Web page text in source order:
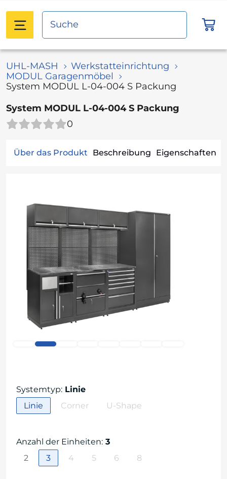
UHL-MASH
Werkstatteinrichtung
MODUL Garagenmöbel
System MODUL L-04-004 S Packung
System MODUL L-04-004 S Packung
0
Über das Produkt Beschreibung Eigenschaften
Systemtyp: Linie
Linie
Corner U-Shape
Anzahl der Einheiten: 3
2
3 4 5 6 8